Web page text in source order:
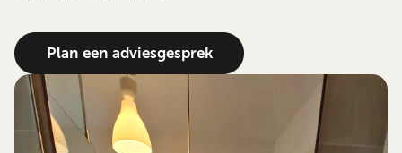
Plan een adviesgesprek